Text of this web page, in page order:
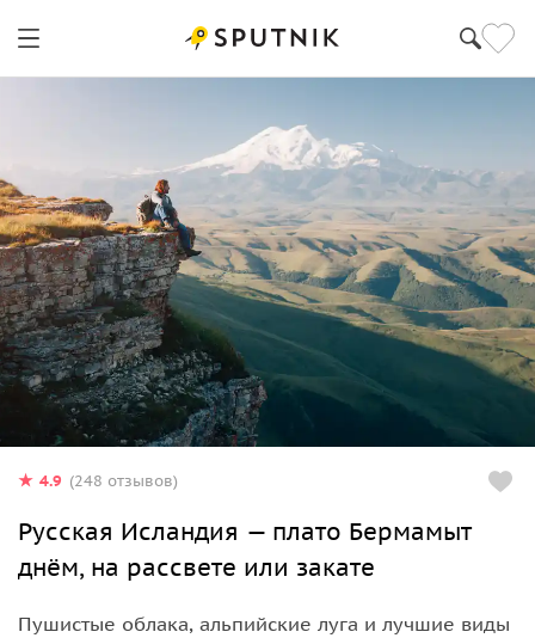
4.9 (248 отзывов)
Русская Исландия — плато Бермамыт
днём, на рассвете или закате
Пушистые облака, альпийские луга и лучшие виды